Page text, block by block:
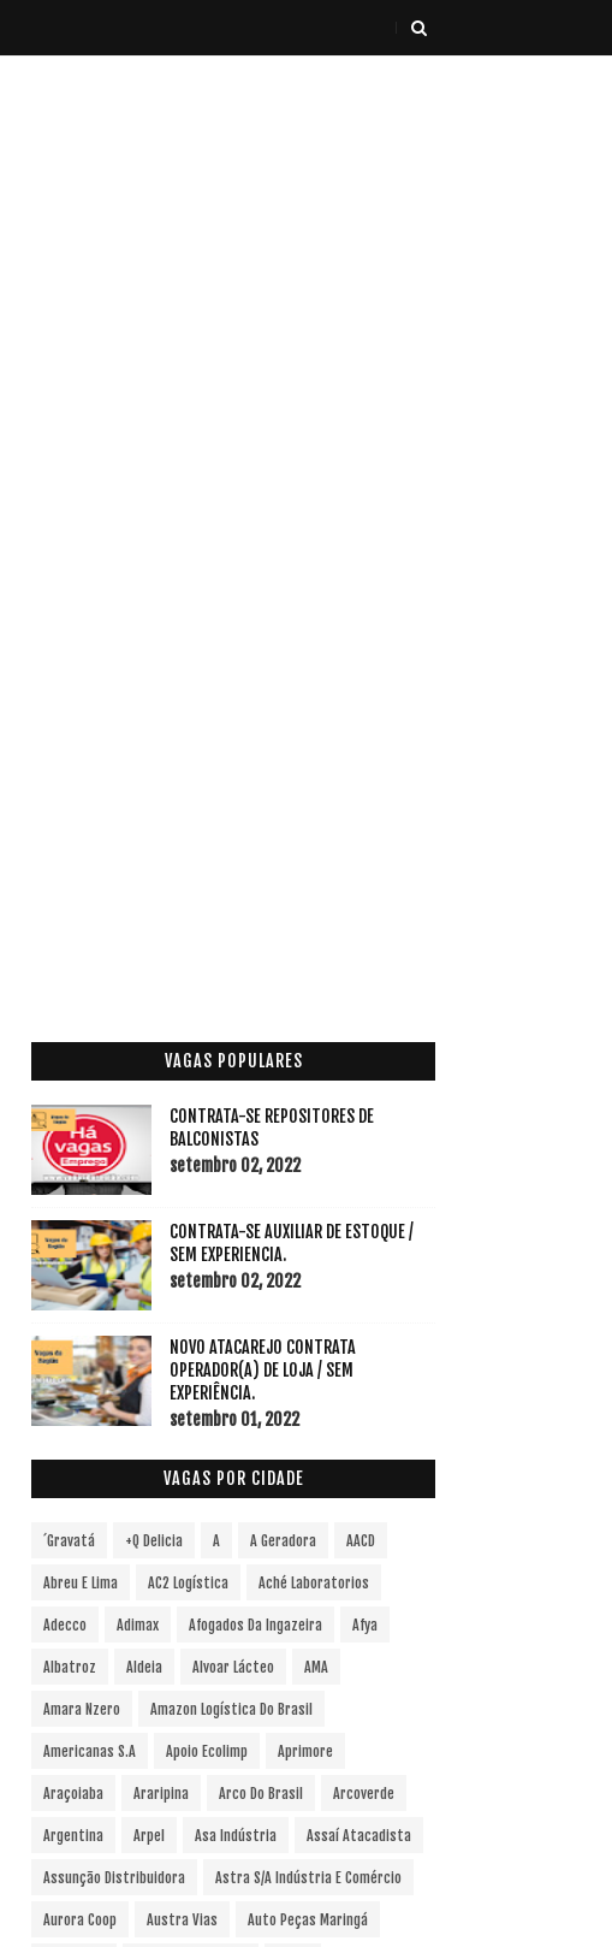
VAGAS POPULARES
CONTRATA-SE REPOSITORES DE
BALCONISTAS
setembro 02, 2022
CONTRATA-SE AUXILIAR DE ESTOQUE /
SEM EXPERIENCIA.
setembro 02, 2022
NOVO ATACAREJO CONTRATA
OPERADOR(A) DE LOJA / SEM
EXPERIÊNCIA.
setembro 01, 2022
VAGAS POR CIDADE
´Gravatá +Q Delicia A A Geradora AACD
Abreu E Lima AC2 Logística Aché Laboratorios
Adecco Adimax Afogados Da Ingazeira Afya
Albatroz Aldeia Alvoar Lácteo AMA
Amara Nzero Amazon Logística Do Brasil
Americanas S.A Apoio Ecolimp Aprimore
Araçoiaba Araripina Arco Do Brasil Arcoverde
Argentina Arpel Asa Indústria Assaí Atacadista
Assunção Distribuidora Astra S/A Indústria E Comércio
Aurora Coop Austra Vias Auto Peças Maringá